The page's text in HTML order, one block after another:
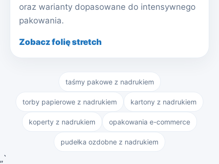
oraz warianty dopasowane do intensywnego
pakowania.
Zobacz folię stretch
taśmy pakowe z nadrukiem
torby papierowe z nadrukiem kartony z nadrukiem
koperty z nadrukiem opakowania e-commerce
pudełka ozdobne z nadrukiem
„`